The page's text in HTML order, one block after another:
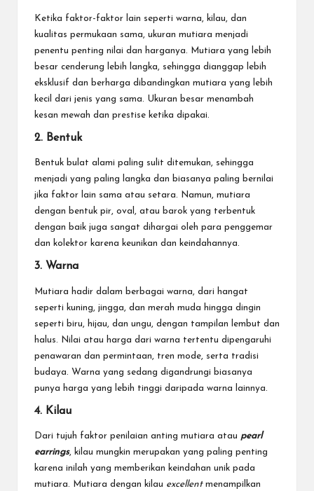
Ketika faktor-faktor lain seperti warna, kilau, dan
kualitas permukaan sama, ukuran mutiara menjadi
penentu penting nilai dan harganya. Mutiara yang lebih
besar cenderung lebih langka, sehingga dianggap lebih
eksklusif dan berharga dibandingkan mutiara yang lebih
kecil dari jenis yang sama. Ukuran besar menambah
kesan mewah dan prestise ketika dipakai.
2. Bentuk
Bentuk bulat alami paling sulit ditemukan, sehingga
menjadi yang paling langka dan biasanya paling bernilai
jika faktor lain sama atau setara. Namun, mutiara
dengan bentuk pir, oval, atau barok yang terbentuk
dengan baik juga sangat dihargai oleh para penggemar
dan kolektor karena keunikan dan keindahannya.
3. Warna
Mutiara hadir dalam berbagai warna, dari hangat
seperti kuning, jingga, dan merah muda hingga dingin
seperti biru, hijau, dan ungu, dengan tampilan lembut dan
halus. Nilai atau harga dari warna tertentu dipengaruhi
penawaran dan permintaan, tren mode, serta tradisi
budaya. Warna yang sedang digandrungi biasanya
punya harga yang lebih tinggi daripada warna lainnya.
4. Kilau
Dari tujuh faktor penilaian anting mutiara atau pearl
earrings, kilau mungkin merupakan yang paling penting
karena inilah yang memberikan keindahan unik pada
mutiara. Mutiara dengan kilau excellentmenampilkan